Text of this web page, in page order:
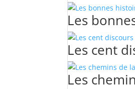
Les
Les cent
Les